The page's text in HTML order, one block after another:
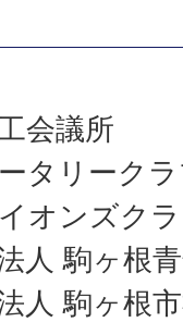
会議所
タリーク
オンズク
人 駒ヶ根
人 駒ヶ根